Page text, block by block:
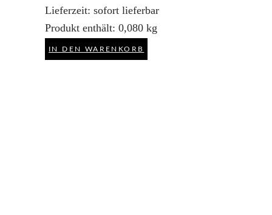
Lieferzeit: sofort lieferbar
Produkt enthält: 0,080 kg
IN DEN WARENKORB